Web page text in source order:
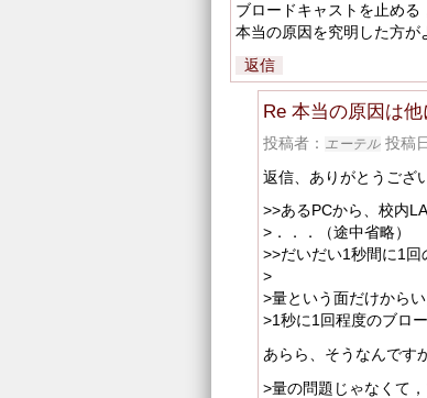
ブロードキャストを止める
本当の原因を究明した方が
返信
Re 本当の原因は
投稿者： エーテル投稿
返信、ありがとうござ
>>あるPCから、校内
>．．．（途中省略）
>>だいだい1秒間に1回
>
>量という面だけからい
>1秒に1回程度のブロ
あらら、そうなんです
>量の問題じゃなくて